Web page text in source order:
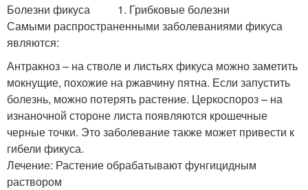
Болезни фикуса 1. Грибковые болезни
Самыми распространенными заболеваниями фикуса
являются:
Антракноз – на стволе и листьях фикуса можно заметить
мокнущие, похожие на ржавчину пятна. Если запустить
болезнь, можно потерять растение. Церкоспороз – на
изнаночной стороне листа появляются крошечные
черные точки. Это заболевание также может привести к
гибели фикуса.
Лечение: Растение обрабатывают фунгицидным
раствором